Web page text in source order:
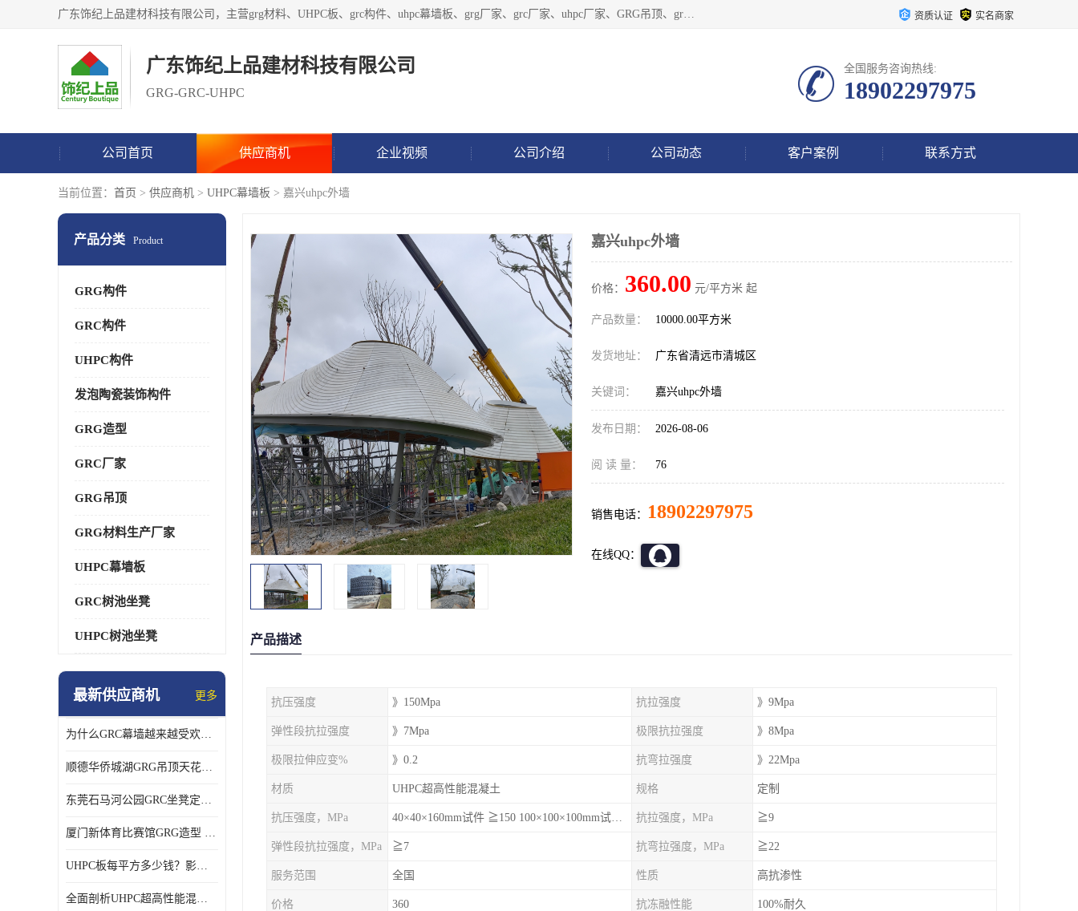
广东饰纪上品建材科技有限公司，主营grg材料、UHPC板、grc构件、uhpc幕墙板、grg厂家、grc厂家、uhpc厂家、GRG吊顶、grg石膏板、grg构件、外墙grc线条、grg造型、grg材料定制，uhpc高性能混凝土，uhpc构件，uhpc镂空挂板，grg材料生产厂家，广东grg厂家，广东grc厂家，联系方式*，2万平厂房，如果您对我公司的产品服务感兴趣，请联系我们。 资质认证 实名商家
广东饰纪上品建材科技有限公司
GRG-GRC-UHPC
全国服务咨询热线:
18902297975
公司首页 供应商机 企业视频 公司介绍 公司动态 客户案例 联系方式
当前位置： 首页 > 供应商机 > UHPC幕墙板 > 嘉兴uhpc外墙
产品分类 Product
GRG构件
GRC构件
UHPC构件
发泡陶瓷装饰构件
GRG造型
GRC厂家
GRG吊顶
GRG材料生产厂家
UHPC幕墙板
GRC树池坐凳
UHPC树池坐凳
最新供应商机 更多
为什么GRC幕墙越来越受欢迎？一起来了解GRC幕墙
顺德华侨城湖GRG吊顶天花GRG材料定制厂家饰纪上品
东莞石马河公园GRC坐凳定制选择广东饰纪上品GRC构件厂家
厦门新体育比赛馆GRG造型 GRG材料 广东GRG厂家
UHPC板每平方多少钱？影响价格的关键因素解析
全面剖析UHPC超高性能混凝土：优势显著，劣势何在？
嘉兴uhpc外墙
价格： 360.00 元/平方米 起
产品数量： 10000.00平方米
发货地址： 广东省清远市清城区
关键词： 嘉兴uhpc外墙
发布日期： 2026-08-06
阅 读 量： 76
销售电话： 18902297975
在线QQ：
产品描述
抗压强度 》150Mpa 抗拉强度 》9Mpa
弹性段抗拉强度 》7Mpa 极限抗拉强度 》8Mpa
极限拉伸应变% 》0.2 抗弯拉强度 》22Mpa
材质 UHPC超高性能混凝土 规格 定制
抗压强度，MPa 40×40×160mm试件 ≧150 100×100×100mm试件≧120 抗拉强度，MPa ≧9
弹性段抗拉强度，MPa ≧7 抗弯拉强度，MPa ≧22
服务范围 全国 性质 高抗渗性
价格 360 抗冻融性能 100%耐久